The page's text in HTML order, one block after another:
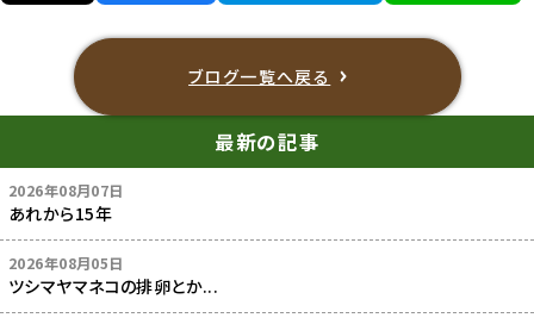
ブログ一覧へ戻る
最新の記事
2026年08月07日
あれから15年
2026年08月05日
ツシマヤマネコの排卵とか...